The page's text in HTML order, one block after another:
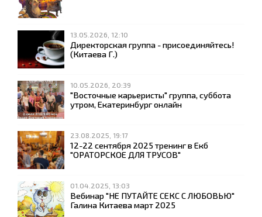
13.05.2026, 12:10
Директорская группа - присоединяйтесь!
(Китаева Г.)
10.05.2026, 20:39
"Восточные карьеристы" группа, суббота
утром, Екатеринбург онлайн
23.08.2025, 19:17
12-22 сентября 2025 тренинг в Екб
"ОРАТОРСКОЕ ДЛЯ ТРУСОВ"
01.04.2025, 13:03
Вебинар "НЕ ПУТАЙТЕ СЕКС С ЛЮБОВЬЮ"
Галина Китаева март 2025